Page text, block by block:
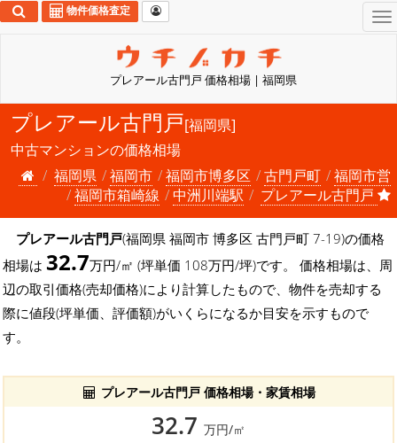
プレアール古門戸 価格相場 | 福岡県
物件価格査定
プレアール古門戸[福岡県]
中古マンションの価格相場
福岡県
福岡市 福岡市博多区 古門戸町
福岡市営
福岡市箱崎線
中洲川端駅 プレアール古門戸
プレアール古門戸(福岡県 福岡市 博多区 古門戸町 7-19)の価格
相場は 32.7万円/㎡ (坪単価 108万円/坪)です。 価格相場は、周
辺の取引価格(売却価格)により計算したもので、物件を売却する
際に値段(坪単価、評価額)がいくらになるか目安を示すもので
す。
プレアール古門戸 価格相場・家賃相場
32.7 万円/㎡